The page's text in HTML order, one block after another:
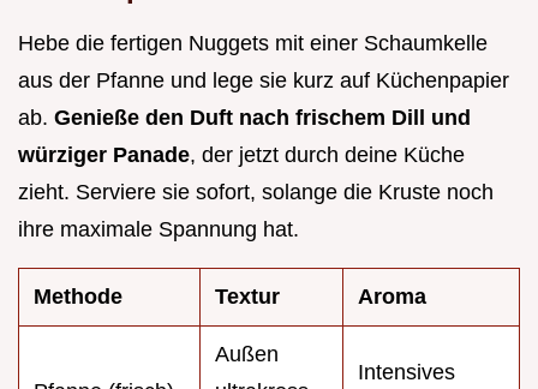
Hebe die fertigen Nuggets mit einer Schaumkelle
aus der Pfanne und lege sie kurz auf Küchenpapier
ab. Genieße den Duft nach frischem Dill und
würziger Panade, der jetzt durch deine Küche
zieht. Serviere sie sofort, solange die Kruste noch
ihre maximale Spannung hat.
Methode Textur Aroma
Außen
Intensives